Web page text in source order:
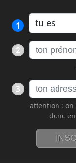
1
2
3
attention : on
donc